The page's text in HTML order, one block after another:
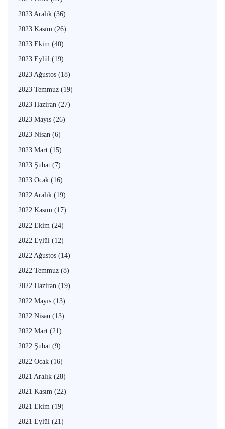
2023 Aralık (36)
2023 Kasım (26)
2023 Ekim (40)
2023 Eylül (19)
2023 Ağustos (18)
2023 Temmuz (19)
2023 Haziran (27)
2023 Mayıs (26)
2023 Nisan (6)
2023 Mart (15)
2023 Şubat (7)
2023 Ocak (16)
2022 Aralık (19)
2022 Kasım (17)
2022 Ekim (24)
2022 Eylül (12)
2022 Ağustos (14)
2022 Temmuz (8)
2022 Haziran (19)
2022 Mayıs (13)
2022 Nisan (13)
2022 Mart (21)
2022 Şubat (9)
2022 Ocak (16)
2021 Aralık (28)
2021 Kasım (22)
2021 Ekim (19)
2021 Eylül (21)